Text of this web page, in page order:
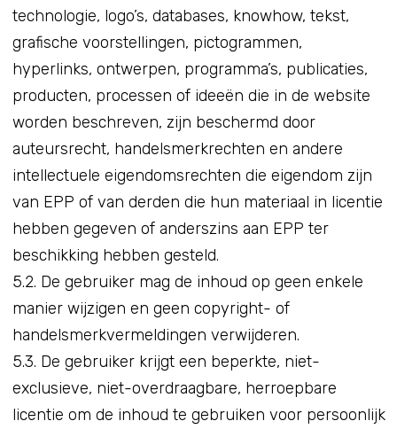
technologie, logo’s, databases, knowhow, tekst,
grafische voorstellingen, pictogrammen,
hyperlinks, ontwerpen, programma’s, publicaties,
producten, processen of ideeën die in de website
worden beschreven, zijn beschermd door
auteursrecht, handelsmerkrechten en andere
intellectuele eigendomsrechten die eigendom zijn
van EPP of van derden die hun materiaal in licentie
hebben gegeven of anderszins aan EPP ter
beschikking hebben gesteld.
5.2. De gebruiker mag de inhoud op geen enkele
manier wijzigen en geen copyright- of
handelsmerkvermeldingen verwijderen.
5.3. De gebruiker krijgt een beperkte, niet-
exclusieve, niet-overdraagbare, herroepbare
licentie om de inhoud te gebruiken voor persoonlijk